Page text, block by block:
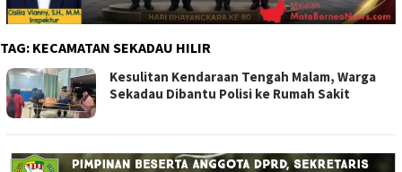
TAG: KECAMATAN SEKADAU HILIR
Kesulitan Kendaraan Tengah Malam, Warga
Sekadau Dibantu Polisi ke Rumah Sakit